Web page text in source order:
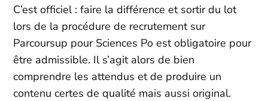
C’est officiel : faire la différence et sortir du lot
lors de la procédure de recrutement sur
Parcoursup pour Sciences Po est obligatoire pour
être admissible. Il s’agit alors de bien
comprendre les attendus et de produire un
contenu certes de qualité mais aussi original.